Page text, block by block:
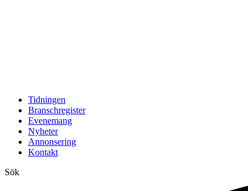
Tidningen
Branschregister
Evenemang
Nyheter
Annonsering
Kontakt
Sök